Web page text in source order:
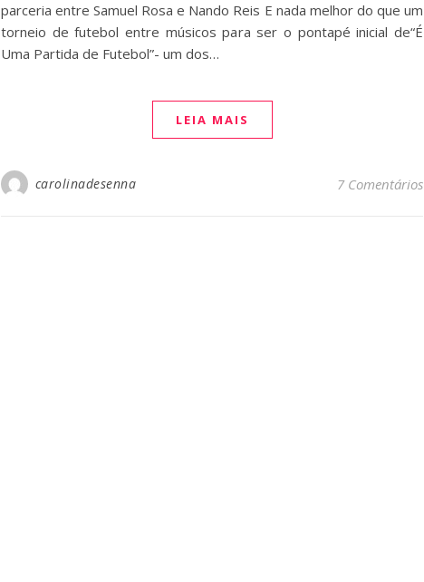
parceria entre Samuel Rosa e Nando Reis E nada melhor do que um
torneio de futebol entre músicos para ser o pontapé inicial de“É
Uma Partida de Futebol”- um dos…
LEIA MAIS
carolinadesenna 7 Comentários